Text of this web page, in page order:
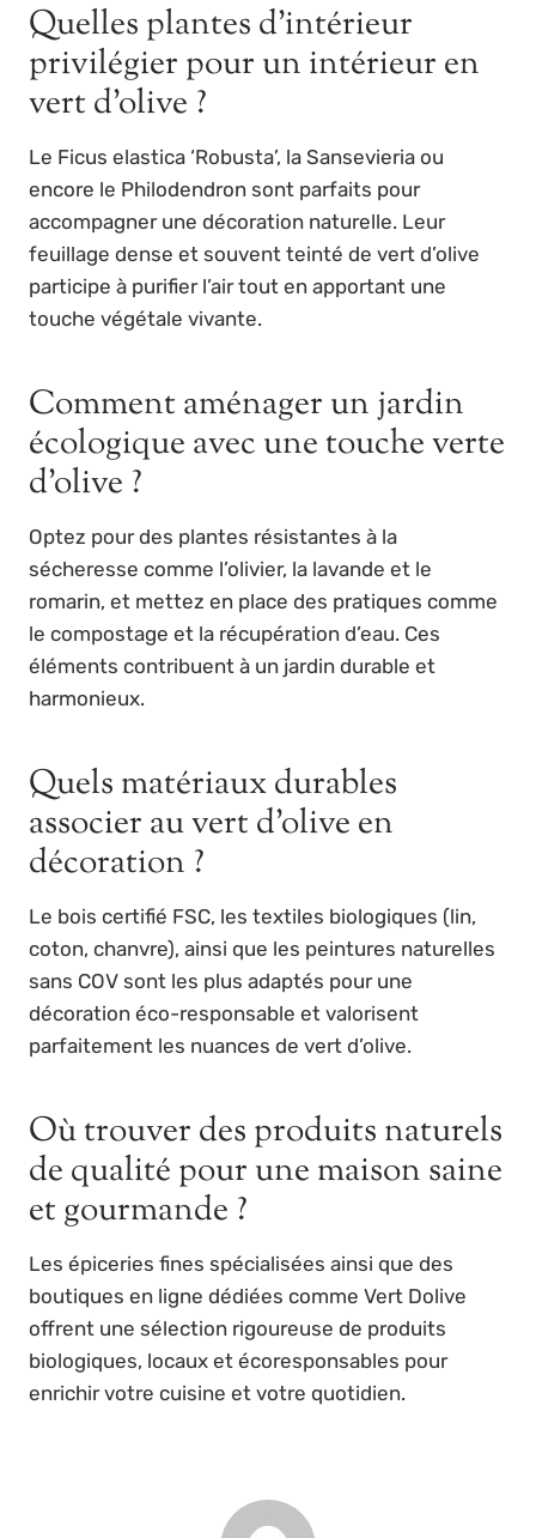
Quelles plantes d’intérieur
privilégier pour un intérieur en
vert d’olive ?
Le Ficus elastica ‘Robusta’, la Sansevieria ou
encore le Philodendron sont parfaits pour
accompagner une décoration naturelle. Leur
feuillage dense et souvent teinté de vert d’olive
participe à purifier l’air tout en apportant une
touche végétale vivante.
Comment aménager un jardin
écologique avec une touche verte
d’olive ?
Optez pour des plantes résistantes à la
sécheresse comme l’olivier, la lavande et le
romarin, et mettez en place des pratiques comme
le compostage et la récupération d’eau. Ces
éléments contribuent à un jardin durable et
harmonieux.
Quels matériaux durables
associer au vert d’olive en
décoration ?
Le bois certifié FSC, les textiles biologiques (lin,
coton, chanvre), ainsi que les peintures naturelles
sans COV sont les plus adaptés pour une
décoration éco-responsable et valorisent
parfaitement les nuances de vert d’olive.
Où trouver des produits naturels
de qualité pour une maison saine
et gourmande ?
Les épiceries fines spécialisées ainsi que des
boutiques en ligne dédiées comme Vert Dolive
offrent une sélection rigoureuse de produits
biologiques, locaux et écoresponsables pour
enrichir votre cuisine et votre quotidien.